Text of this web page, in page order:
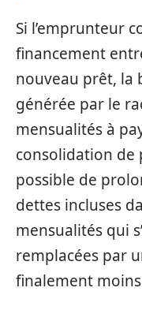
Si l’emprunteur
financement
nouveau prêt, la
générée par le
mensualités à
consolidation de
possible de
dettes incluses
mensualités qui
remplacées par
finalement